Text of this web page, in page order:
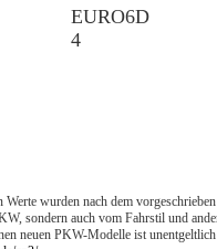
EURO6D
4
wurden nach dem
sondern auch vom Fahrstil und
neuen PKW-Modelle ist